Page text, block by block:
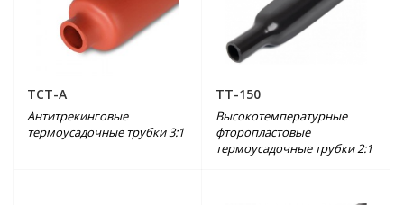
ТСТ-А
Антитрекинговые
термоусадочные трубки 3:1
ТТ-150
Высокотемпературные
фторопластовые
термоусадочные трубки 2:1